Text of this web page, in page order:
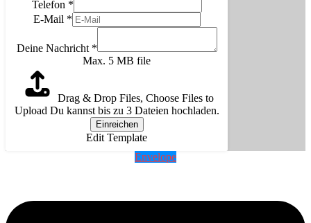
Telefon *
E-Mail *
Deine Nachricht *
Max. 5 MB file
Drag & Drop Files, Choose Files to
Upload Du kannst bis zu 3 Dateien hochladen.
Einreichen
Edit Template
Envelope